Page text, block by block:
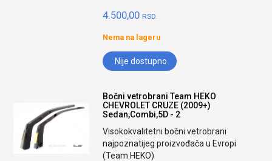
4.500,00 RSD.
Nema na lageru
Nije dostupno
Bočni vetrobrani Team HEKO
CHEVROLET CRUZE (2009+)
Sedan,Combi,5D - 2
Visokokvalitetni bočni vetrobrani
najpoznatijeg proizvođača u Evropi
(Team HEKO)